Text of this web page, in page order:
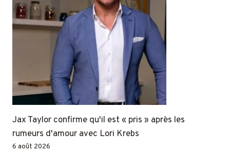
Jax Taylor confirme qu'il est « pris » après les
rumeurs d'amour avec Lori Krebs
6 août 2026